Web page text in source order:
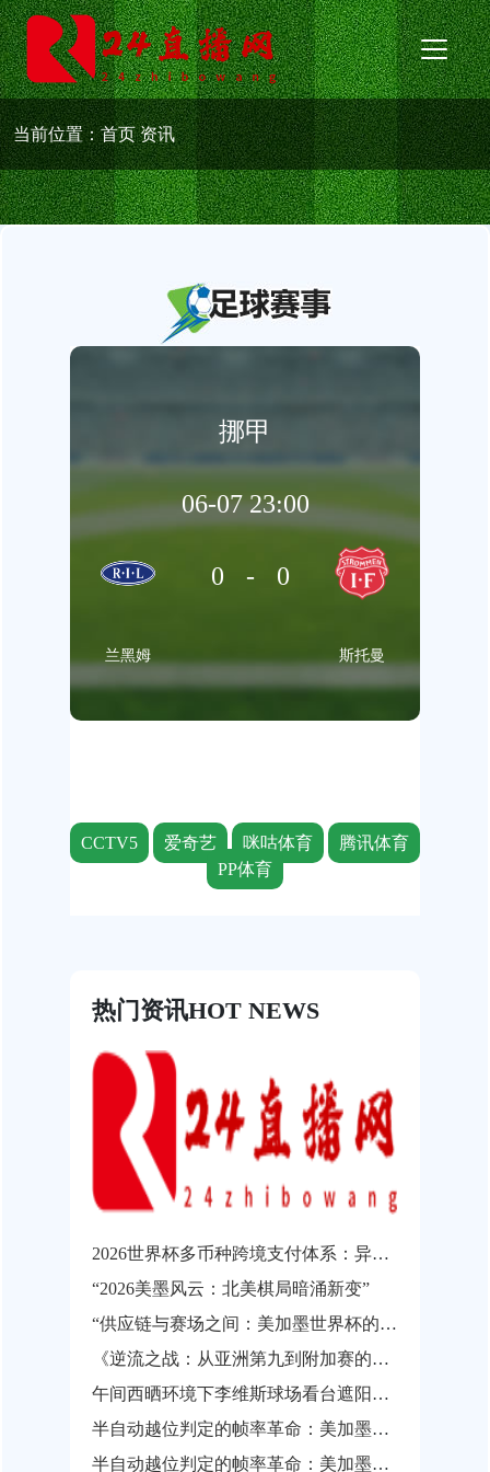
当前位置：首页资讯
挪甲
06-07 23:00
兰黑姆
0-0
斯托曼
CCTV5 爱奇艺 咪咕体育
腾讯体育
PP体育
热门资讯HOT NEWS
2026世界杯多币种跨境支付体系：异构结算系统的互操作瓶颈与协同发展路径
“2026美墨风云：北美棋局暗涌新变”
“供应链与赛场之间：美加墨世界杯的物流通关瓶颈”
《逆流之战：从亚洲第九到附加赛的涅槃之路》
午间西晒环境下李维斯球场看台遮阳性能实测与观赛热舒适影响分析
半自动越位判定的帧率革命：美加墨世界杯背后的实时影像解析技术
半自动越位判定的帧率革命：美加墨世界杯背后的实时影像解析技术